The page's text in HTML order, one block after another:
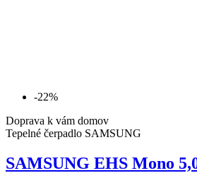
-22%
Doprava k vám domov
Tepelné čerpadlo SAMSUNG
SAMSUNG EHS Mono